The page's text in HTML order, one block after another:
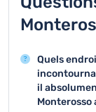
Quels
il
Monterosso